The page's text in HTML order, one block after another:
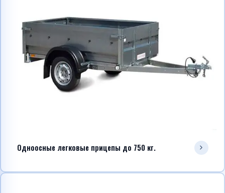
Viber
Telegram
Одноосные легковые прицепы до 750 кг.